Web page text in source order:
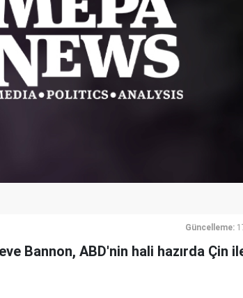
Güncelleme:
Bannon, ABD'nin hali hazırda Çin